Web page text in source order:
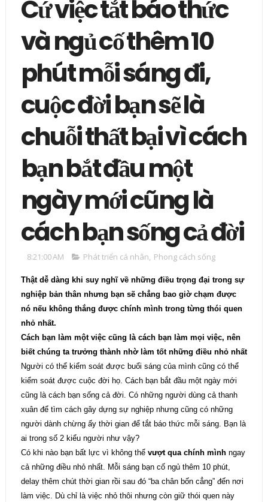
Cứ việc tắt báo thức
và ngủ cố thêm 10
phút mỗi sáng đi,
cuộc đời bạn sẽ là
chuỗi thất bại vì cách
bạn bắt đầu một
ngày mới cũng là
cách bạn sống cả đời
8:21:00 AM Phát triển cá nhân, Phong cách sống
Thật dễ dàng khi suy nghĩ về những điều trọng đại trong sự
nghiệp bản thân nhưng bạn sẽ chẳng bao giờ chạm được
nó nếu không thắng được chính mình trong từng thói quen
nhỏ nhất.
Cách bạn làm một việc cũng là cách bạn làm mọi việc, nên
biết chúng ta trưởng thành nhờ làm tốt những điều nhỏ nhất
Người có thể kiểm soát được buổi sáng của mình cũng có thể
kiểm soát được cuộc đời họ. Cách bạn bắt đầu một ngày mới
cũng là cách bạn sống cả đời. Có những người dùng cả thanh
xuân để tìm cách gây dựng sự nghiệp nhưng cũng có những
người dành chừng ấy thời gian để tắt báo thức mỗi sáng. Bạn là
ai trong số 2 kiểu người như vậy?
Có khi nào bạn bất lực vì không thể vượt qua chính mìnhngay
cả những điều nhỏ nhất. Mỗi sáng bạn cố ngủ thêm 10 phút,
delay thêm chút thời gian rồi sau đó “ba chân bốn cẳng” đến nơi
làm việc. Dù chỉ là việc nhỏ thôi nhưng còn giữ thói quen này